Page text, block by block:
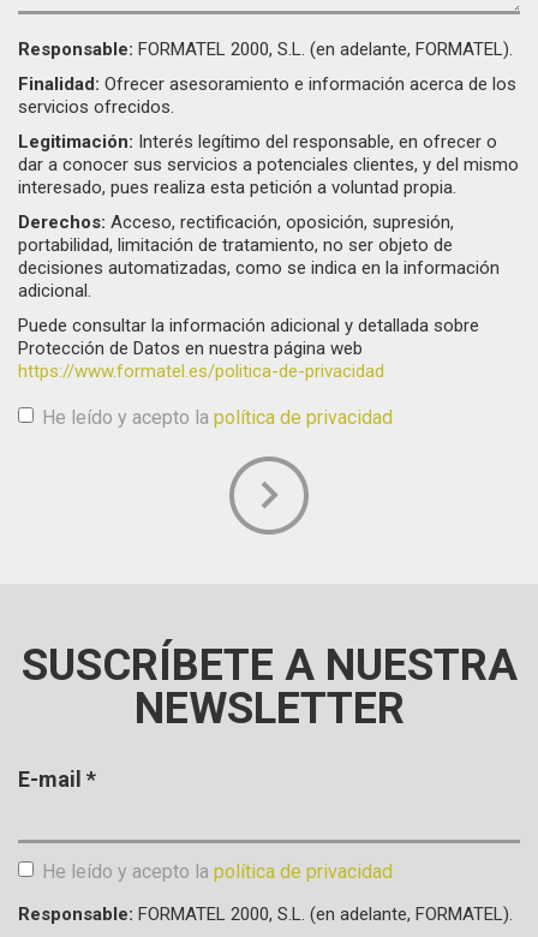
Responsable: FORMATEL 2000, S.L. (en adelante, FORMATEL).
Finalidad: Ofrecer asesoramiento e información acerca de los
servicios ofrecidos.
Legitimación: Interés legítimo del responsable, en ofrecer o
dar a conocer sus servicios a potenciales clientes, y del mismo
interesado, pues realiza esta petición a voluntad propia.
Derechos: Acceso, rectificación, oposición, supresión,
portabilidad, limitación de tratamiento, no ser objeto de
decisiones automatizadas, como se indica en la información
adicional.
Puede consultar la información adicional y detallada sobre
Protección de Datos en nuestra página web
https://www.formatel.es/politica-de-privacidad
He leído y acepto la política de privacidad
Aceptación de condiciones
SUSCRÍBETE A NUESTRA
NEWSLETTER
E-mail *
He leído y acepto la política de privacidad
Aceptación de condiciones
Responsable: FORMATEL 2000, S.L. (en adelante, FORMATEL).